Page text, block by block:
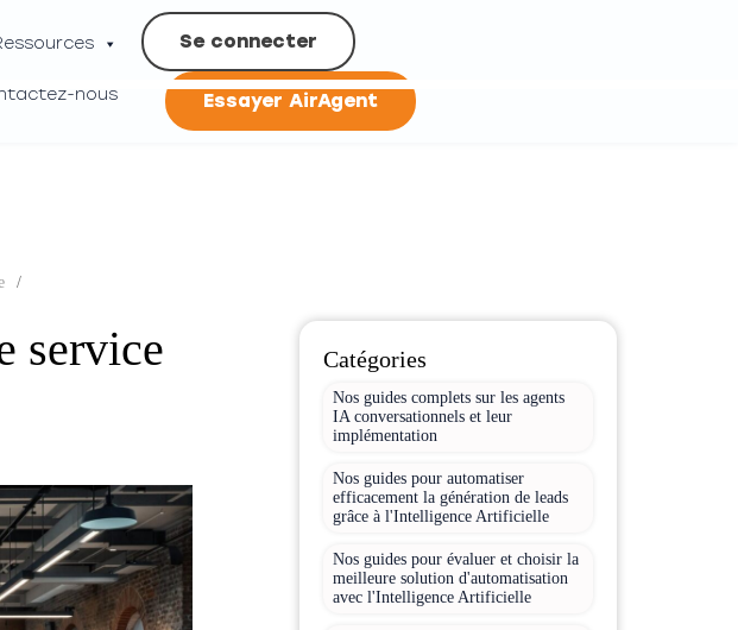
nous
Se connecter
Essayer AirAgent
/
service
Catégories
Nos guides complets sur les agents
IA conversationnels et leur
implémentation
Nos guides pour automatiser
efficacement la génération de leads
grâce à l'Intelligence Artificielle
Nos guides pour évaluer et choisir la
meilleure solution d'automatisation
avec l'Intelligence Artificielle